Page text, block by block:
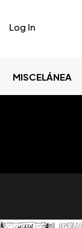
Log In
MISCELÁNEA